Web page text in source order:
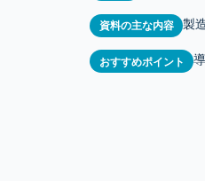
資料の主な内容 製
おすすめポイント